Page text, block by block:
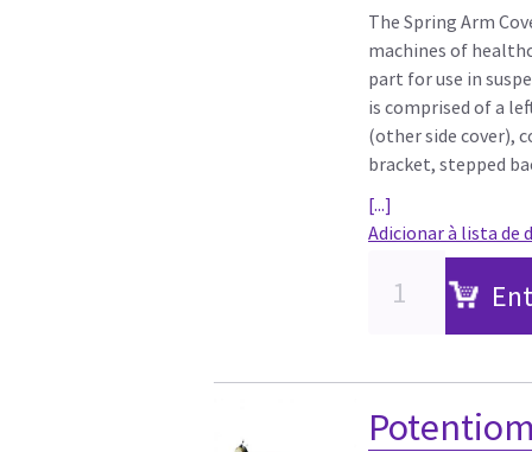
The Spring Arm
machines of
part for use in
is comprised of a
(other side cover),
bracket, stepped
[...]
Adicionar à lista de